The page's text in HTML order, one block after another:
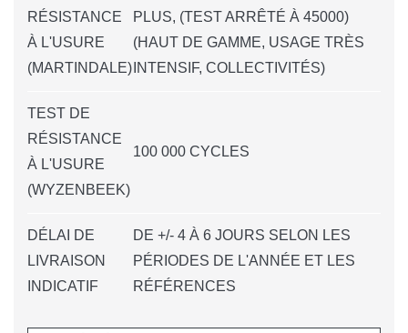
RÉSISTANCE
À L'USURE
(MARTINDALE)
PLUS, (TEST ARRÊTÉ À 45000)
(HAUT DE GAMME, USAGE TRÈS
INTENSIF, COLLECTIVITÉS)
TEST DE
RÉSISTANCE
À L'USURE
(WYZENBEEK)
100 000 CYCLES
DÉLAI DE
LIVRAISON
INDICATIF
DE +/- 4 À 6 JOURS SELON LES
PÉRIODES DE L'ANNÉE ET LES
RÉFÉRENCES